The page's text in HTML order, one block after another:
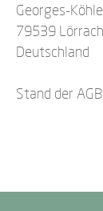
Georges-
79539 Lörrach
Deutschland
Stand der